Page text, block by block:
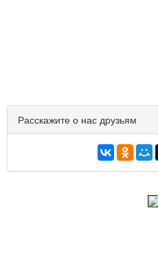
Расскажите о нас друзьям